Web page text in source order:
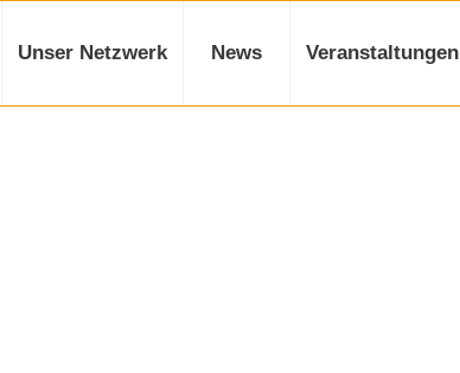
Unser Netzwerk News Veranstaltungen